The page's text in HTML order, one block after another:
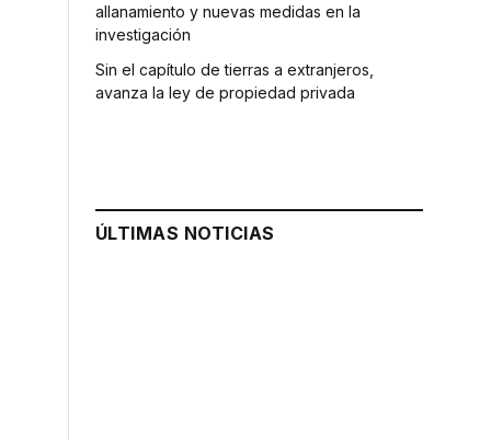
allanamiento y nuevas medidas en la
investigación
Sin el capítulo de tierras a extranjeros,
avanza la ley de propiedad privada
ÚLTIMAS NOTICIAS